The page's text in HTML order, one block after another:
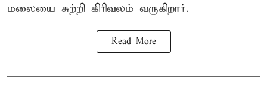
மலையை சுற்றி கிரிவலம் வருகிறார்.
Read More